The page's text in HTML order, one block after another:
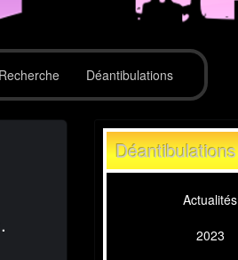
Recherche Déantibulations
Déantibulations
Actualités
2023